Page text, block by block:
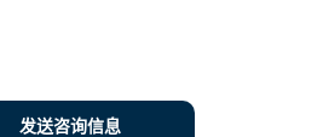
发送咨询信息